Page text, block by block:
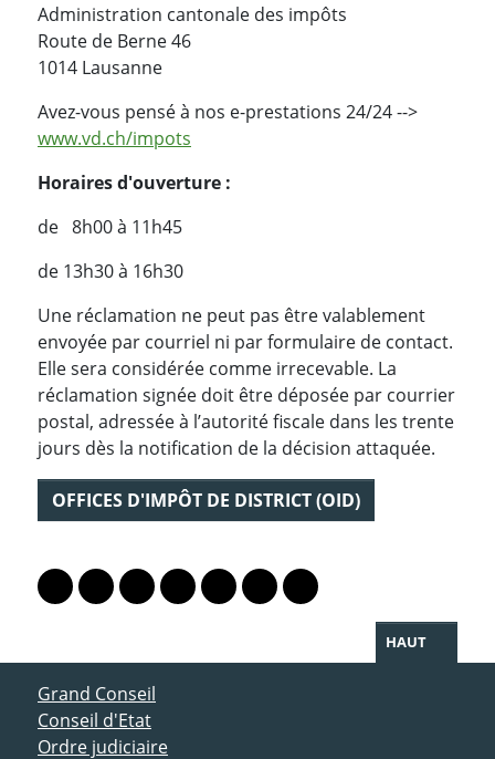
Administration cantonale des impôts
Route de Berne 46
1014 Lausanne
Avez-vous pensé à nos e-prestations 24/24 -->
www.vd.ch/impots
Horaires d'ouverture :
de 8h00 à 11h45
de 13h30 à 16h30
Une réclamation ne peut pas être valablement
envoyée par courriel ni par formulaire de contact.
Elle sera considérée comme irrecevable. La
réclamation signée doit être déposée par courrier
postal, adressée à l’autorité fiscale dans les trente
jours dès la notification de la décision attaquée.
OFFICES D'IMPÔT DE DISTRICT (OID)
Lien vers le profil Mastodon
Lien vers le profil Bluesky
Lien vers le profil Instagram
Lien vers le profil Linkedin
Lien vers le profil Facebook
Lien vers le profil Twitter
Partager par WhatsApp
HAUT
ACCÈS DIRECT
Grand Conseil
Conseil d'Etat
Ordre judiciaire